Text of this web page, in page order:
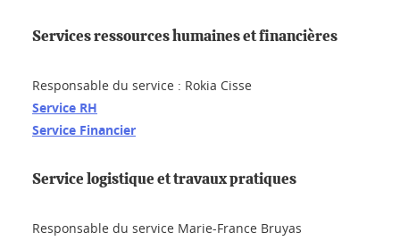
Services ressources humaines et financières
Responsable du service : Rokia Cisse
Service RH
Service Financier
Service logistique et travaux pratiques
Responsable du service Marie-France Bruyas